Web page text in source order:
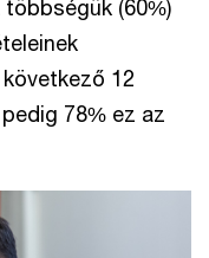
(60%)
12
78% ez az